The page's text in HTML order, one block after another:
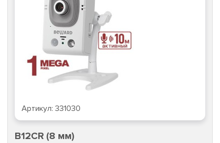
Артикул: 331030
B12CR (8 мм)